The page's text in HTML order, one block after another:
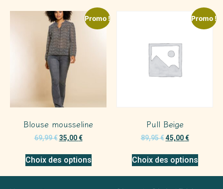
Promo !
Blouse mousseline
69,99€ 35,00€
Choix des options
Promo !
Pull Beige
89,95€ 45,00€
Choix des options